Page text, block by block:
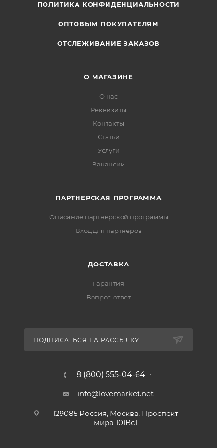
ПОЛИТИКА КОНФИДЕНЦИАЛЬНОСТИ
ОПТОВЫМ ПОКУПАТЕЛЯМ
ОТСЛЕЖИВАНИЕ ЗАКАЗОВ
О МАГАЗИНЕ
О нас
Реквизиты
Контакты
Статьи
Услуги
Вакансии
ПАРТНЕРСКАЯ ПРОГРАММА
Описание партнерской программы
Вход для партнеров
ДОСТАВКА
Гарантия
Вопрос-ответ
ПОДПИСАТЬСЯ НА РАССЫЛКУ
8 (800) 555-04-64
info@lovemarket.net
129085 Россия, Москва, Проспект
мира 101Вс1